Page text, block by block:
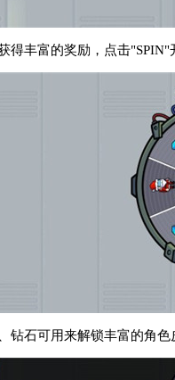
得丰富的奖励，点击"SPIN"
钻石可用来解锁丰富的角色